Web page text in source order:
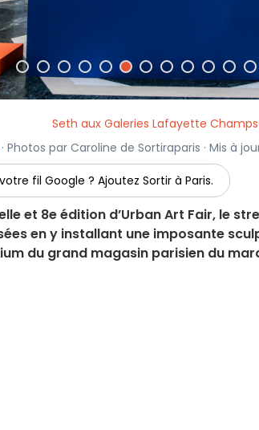
Seth aux Galeries Lafayette
· Photos par Caroline de Sortiraparis · Mis à
fil Google ? Ajoutez Sortir à Paris.
et 8e édition d’Urban Art Fair, le
en y installant une imposante
du grand magasin parisien du